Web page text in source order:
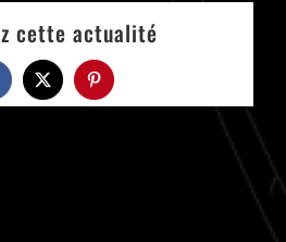
cette actualité
X Pinterest